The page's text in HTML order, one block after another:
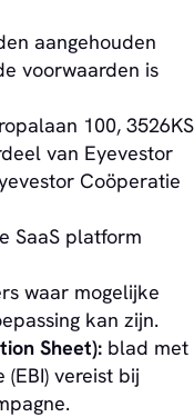
aangehouden
voorwaarden is
100, 3526KS
van Eyevestor
Coöperatie
SaaS platform
waar mogelijke
kan zijn.
Sheet): blad met
vereist bij